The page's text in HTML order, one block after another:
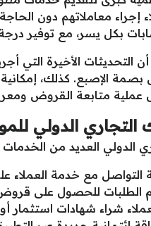
بكل يسر، مع توفير
أن التحديثات الأخيرة
بصمة الإصبع. كذلك،
متابعة القروض
التجاري الدولي
الدولي العديد من
التواصل مع خدمة العملاء
الطلبات للحصول على قروض
شراء شهادات استثمار